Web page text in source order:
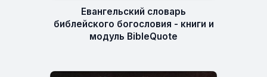
Евангельский словарь
библейского богословия - книги и
модуль BibleQuote